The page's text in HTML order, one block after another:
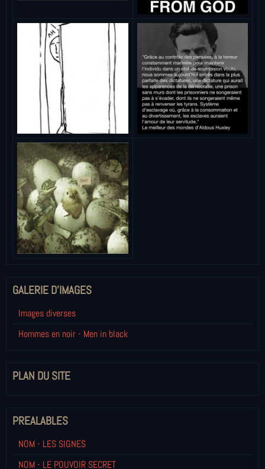
GALERIE D'IMAGES
Images diverses
Hommes en noir - Men in black
PLAN DU SITE
PREALABLES
NOM - LES SIGNES
NOM - LE POUVOIR SECRET